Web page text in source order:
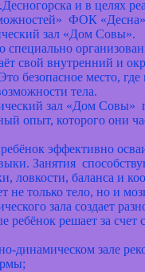
и в целях
ФОК
зал «Дом Совы».
свой внутренний и
безопасное место,
тела.
зал «Дом Совы»
опыт, которого они
эффективно
Занятия
ловкости, баланса и
не только тело, но и
зала создает
ребёнок решает за счет
динамическом зале